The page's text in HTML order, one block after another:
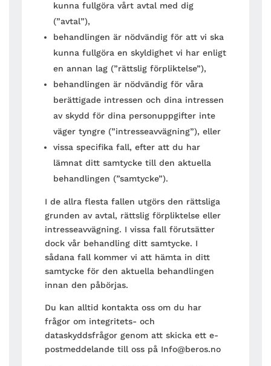
kunna fullgöra vårt avtal med dig
(”avtal”),
behandlingen är nödvändig för att vi ska
kunna fullgöra en skyldighet vi har enligt
en annan lag (”rättslig förpliktelse”),
behandlingen är nödvändig för våra
berättigade intressen och dina intressen
av skydd för dina personuppgifter inte
väger tyngre (”intresseavvägning”), eller
vissa specifika fall, efter att du har
lämnat ditt samtycke till den aktuella
behandlingen (”samtycke”).
I de allra flesta fallen utgörs den rättsliga
grunden av avtal, rättslig förpliktelse eller
intresseavvägning. I vissa fall förutsätter
dock vår behandling ditt samtycke. I
sådana fall kommer vi att hämta in ditt
samtycke för den aktuella behandlingen
innan den påbörjas.
Du kan alltid kontakta oss om du har
frågor om integritets- och
dataskyddsfrågor genom att skicka ett e-
postmeddelande till oss på Info@beros.no